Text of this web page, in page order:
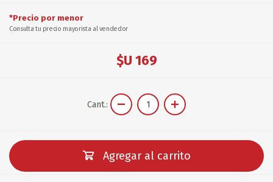
*Precio por menor
Consulta tu precio mayorista al vendedor
$U 169
Cant.:
Agregar al carrito